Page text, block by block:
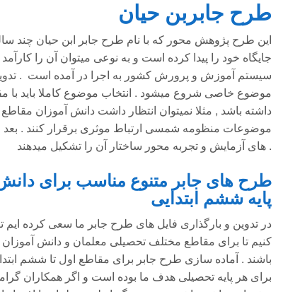
طرح جابربن حیان
این طرح پژوهش محور که با نام طرح جابر ابن حیان
جایگاه خود را پیدا کرده است و به نوعی میتوان آن را
سیستم آموزش و پرورش کشور به اجرا در آمده است .
موضوع خاصی شروع میشود . انتخاب موضوع کاملا باید با
داشته باشد , مثلا نمیتوان انتظار داشت دانش آموزان مقاطع
موضوعات منظومه شمسی ارتباط موثری برقرار کنند .
های آزمایش و تجربه محور ساختار آن را تشکیل میدهند .
طرح های جابر متنوع مناسب برای
پایه ششم ابتدایی
در تدوین و بارگذاری فایل های طرح جابر ما سعی کرده
کنیم تا برای مقاطع مختلف تحصیلی معلمان و دانش
باشند . آماده سازی طرح جابر برای مقاطع اول تا ششم
برای هر پایه تحصیلی هدف ما بوده است و اگر همکاران